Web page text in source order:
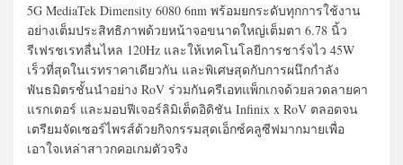
5G MediaTek Dimensity 6080 6nm พร้อมยกระดับทุกการใช้งาน
อย่างเต็มประสิทธิภาพด้วยหน้าจอขนาดใหญ่เต็มตา 6.78 นิ้ว
รีเฟรชเรทลื่นไหล 120Hz และให้เทคโนโลยีการชาร์จไว 45W
เร็วที่สุดในเรทราคาเดียวกัน และพิเศษสุดกับการผนึกกำลัง
พันธมิตรชั้นนำอย่าง RoV ร่วมกันครีเอทแพ็กเกจด้วยลวดลายคา
แรกเตอร์ และมอบฟีเจอร์ลิมิเต็ดอิดิชัน Infinix x RoV ตลอดจน
เตรียมจัดเซอร์ไพรส์ด้วยกิจกรรมสุดเอ็กซ์คลูซีฟมากมายเพื่อ
เอาใจเหล่าสาวกคอเกมตัวจริง